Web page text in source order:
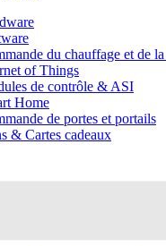
du chauffage et de
of Things
de contrôle & ASI
Home
de portes et portails
& Cartes cadeaux